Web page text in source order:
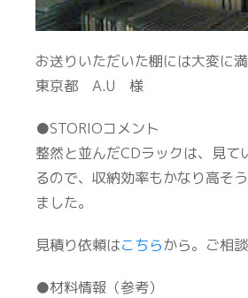
お送りいただいた棚には大変に
東京都 A.U 様
●STORIOコメント
整然と並んだCDラックは、見
るので、収納効率もかなり高そ
ました。
見積り依頼はこちらから。ご相
●材料情報（参考）